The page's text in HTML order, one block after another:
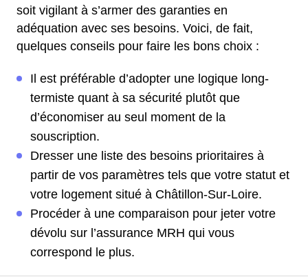
soit vigilant à s’armer des garanties en
adéquation avec ses besoins. Voici, de fait,
quelques conseils pour faire les bons choix :
Il est préférable d’adopter une logique long-
termiste quant à sa sécurité plutôt que
d’économiser au seul moment de la
souscription.
Dresser une liste des besoins prioritaires à
partir de vos paramètres tels que votre statut et
votre logement situé à Châtillon-Sur-Loire.
Procéder à une comparaison pour jeter votre
dévolu sur l’assurance MRH qui vous
correspond le plus.